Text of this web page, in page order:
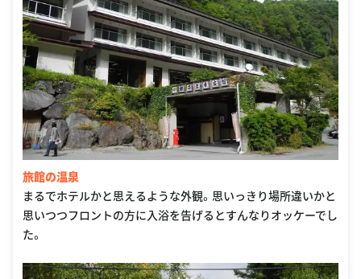
旅館の温泉
まるでホテルかと思えるような外観。思いっきり場所違いかと
思いつつフロントの方に入浴を告げるとすんなりオッケーでし
た。